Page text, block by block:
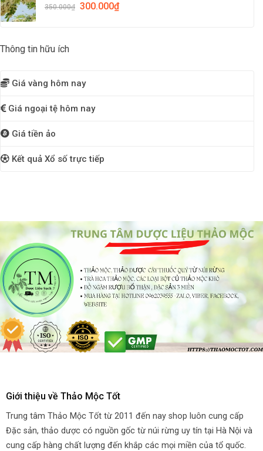
350.000₫ 300.000₫
Thông tin hữu ích
Giá vàng hôm nay
Giá ngoại tệ hôm nay
Giá tiền ảo
Kết quả Xổ số trực tiếp
Giới thiệu về Thảo Mộc Tốt
Trung tâm Thảo Mộc Tốt từ 2011 đến nay shop luôn cung cấp
Đặc sản, thảo dược có nguồn gốc từ núi rừng uy tín tại Hà Nội và
cung cấp hàng chất lượng đến khắp các mọi miền của tổ quốc.